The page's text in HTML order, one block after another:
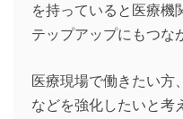
を持っていると医療機
テップアップにもつな
医療現場で働きたい方
などを強化したいと考